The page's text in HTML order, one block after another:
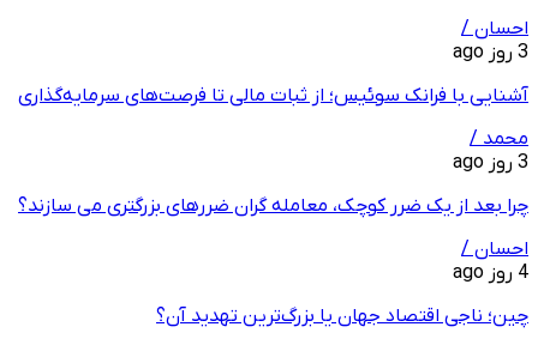
احسان /
3 روز ago
آشنایی با فرانک سوئیس؛ از ثبات مالی تا فرصت‌های سرمایه‌گذاری
محمد /
3 روز ago
چرا بعد از یک ضرر کوچک، معامله‌ گران ضررهای بزرگتری می ‌سازند؟
احسان /
4 روز ago
چین؛ ناجی اقتصاد جهان یا بزرگ‌ترین تهدید آن؟